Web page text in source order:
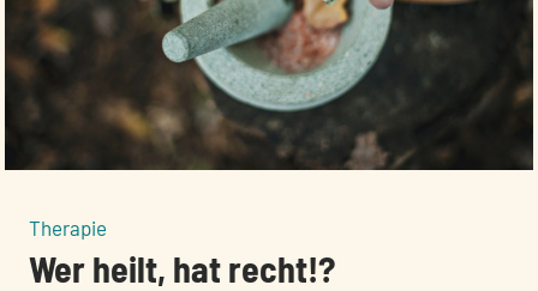
Therapie
Wer heilt, hat recht!?